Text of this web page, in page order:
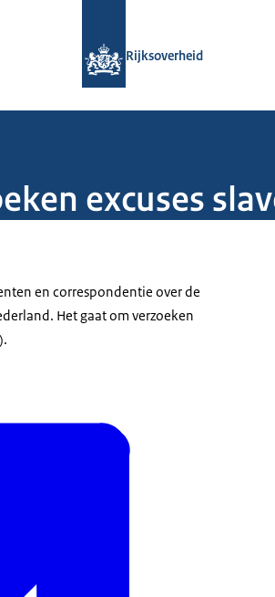
Rijksoverheid
excuses
en correspondentie over de
Het gaat om verzoeken